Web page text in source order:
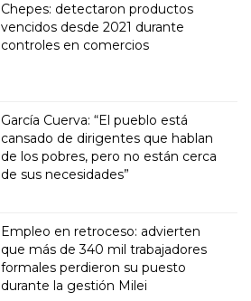
Chepes: detectaron productos
vencidos desde 2021 durante
controles en comercios
García Cuerva: “El pueblo está
cansado de dirigentes que hablan
de los pobres, pero no están cerca
de sus necesidades”
Empleo en retroceso: advierten
que más de 340 mil trabajadores
formales perdieron su puesto
durante la gestión Milei